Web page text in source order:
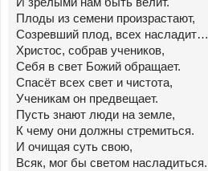
Плоды из семени произрастают,
Созревший плод, всех насладит…
Христос, собрав учеников,
Себя в свет Божий обращает.
Спасёт всех свет и чистота,
Ученикам он предвещает.
Пусть знают люди на земле,
К чему они должны стремиться.
И очищая суть свою,
Всяк, мог бы светом насладиться.